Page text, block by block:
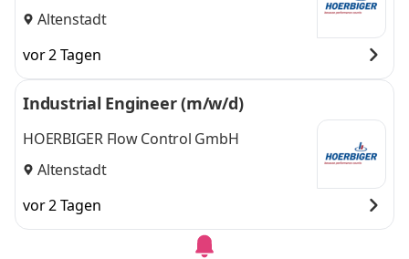
Altenstadt
vor 2 Tagen
Industrial Engineer (m/w/d)
HOERBIGER Flow Control GmbH
Altenstadt
vor 2 Tagen